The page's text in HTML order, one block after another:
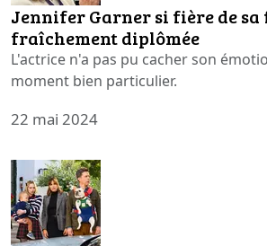
Jennifer Garner si fière de
fraîchement diplômée
L'actrice n'a pas pu cacher son
moment bien particulier.
22 mai 2024